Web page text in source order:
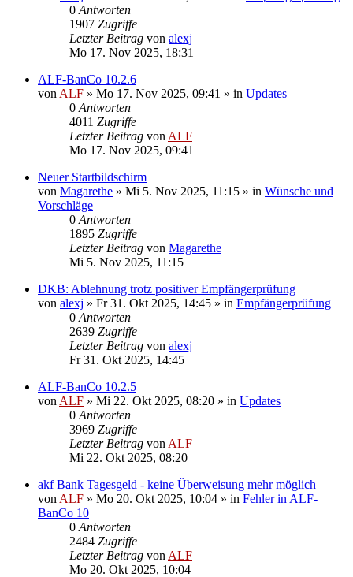
0 Antworten
1907 Zugriffe
Letzter Beitrag von alexj
Mo 17. Nov 2025, 18:31
ALF-BanCo 10.2.6
von ALF » Mo 17. Nov 2025, 09:41 » in Updates
0 Antworten
4011 Zugriffe
Letzter Beitrag von ALF
Mo 17. Nov 2025, 09:41
Neuer Startbildschirm
von Magarethe » Mi 5. Nov 2025, 11:15 » in Wünsche und
Vorschläge
0 Antworten
1895 Zugriffe
Letzter Beitrag von Magarethe
Mi 5. Nov 2025, 11:15
DKB: Ablehnung trotz positiver Empfängerprüfung
von alexj » Fr 31. Okt 2025, 14:45 » in Empfängerprüfung
0 Antworten
2639 Zugriffe
Letzter Beitrag von alexj
Fr 31. Okt 2025, 14:45
ALF-BanCo 10.2.5
von ALF » Mi 22. Okt 2025, 08:20 » in Updates
0 Antworten
3969 Zugriffe
Letzter Beitrag von ALF
Mi 22. Okt 2025, 08:20
akf Bank Tagesgeld - keine Überweisung mehr möglich
von ALF » Mo 20. Okt 2025, 10:04 » in Fehler in ALF-
BanCo 10
0 Antworten
2484 Zugriffe
Letzter Beitrag von ALF
Mo 20. Okt 2025, 10:04